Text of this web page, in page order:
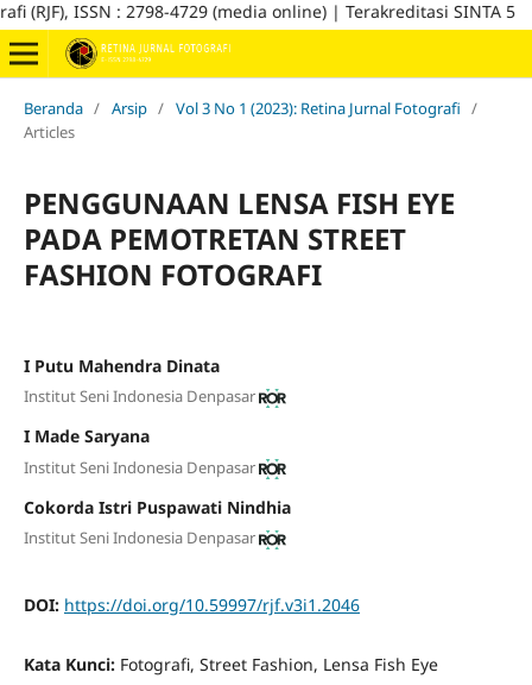
ISSN : 2798-4729 (media online) | Terakreditasi SINTA 5
Beranda / Arsip / Vol 3 No 1 (2023): Retina Jurnal Fotografi /
Articles
PENGGUNAAN LENSA FISH EYE
PADA PEMOTRETAN STREET
FASHION FOTOGRAFI
I Putu Mahendra Dinata
Institut Seni Indonesia Denpasar
I Made Saryana
Institut Seni Indonesia Denpasar
Cokorda Istri Puspawati Nindhia
Institut Seni Indonesia Denpasar
DOI: https://doi.org/10.59997/rjf.v3i1.2046
Kata Kunci: Fotografi, Street Fashion, Lensa Fish Eye